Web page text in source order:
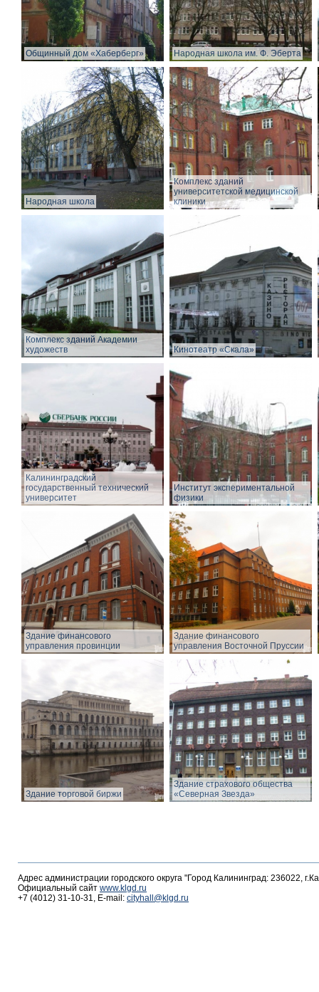
Общинный дом «Хаберберг» Народная школа им. Ф. Эберта
Народная школа
Комплекс зданий
университетской медицинской
клиники
Комплекс зданий Академии
художеств
Кинотеатр «Скала»
Калининградский
государственный технический
университет
Институт экспериментальной
физики
Здание финансового
управления провинции
Здание финансового
управления Восточной Пруссии
Здание торговой биржи
Здание страхового общества
«Северная Звезда»
Адрес администрации городского округа "Город Калининград: 236022,
Официальный сайт www.klgd.ru
+7 (4012) 31-10-31, E-mail: cityhall@klgd.ru